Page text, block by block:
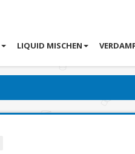
LIQUID MISCHEN